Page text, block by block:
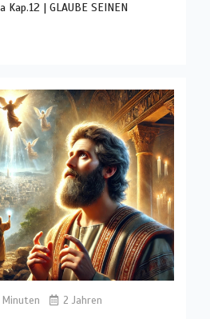
Kap.12 | GLAUBE SEINEN
Minuten 2 Jahren